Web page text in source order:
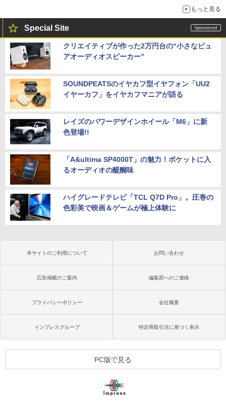
もっと見る
Special Site
クリエイティブが作った2万円台の“小さなピュ
アオーディオスピーカー”
SOUNDPEATSのイヤカフ型イヤフォン「UU2
イヤーカフ」をイヤカフマニアが語る
レイズのパワーデザインホイール「M6」に新
色登場!!
「A&ultima SP4000T」の魅力！ポケットに入
るオーディオの醍醐味
ハイグレードテレビ「TCL Q7D Pro」。圧巻の
色彩美で映画＆ゲームが極上体験に
本サイトのご利用について お問い合わせ
広告掲載のご案内 編集部へのご連絡
プライバシーポリシー 会社概要
インプレスグループ 特定商取引法に基づく表示
PC版で見る